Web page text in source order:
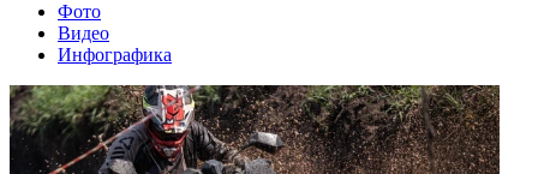
Фото
Видео
Инфографика